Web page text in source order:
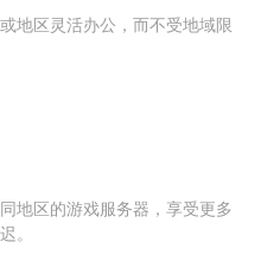
地区灵活办公，而不受地域限
地区的游戏服务器，享受更多
。